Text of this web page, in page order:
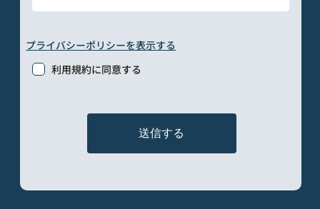
送信する
利用規約に同意する
プライバシーポリシーを表示する